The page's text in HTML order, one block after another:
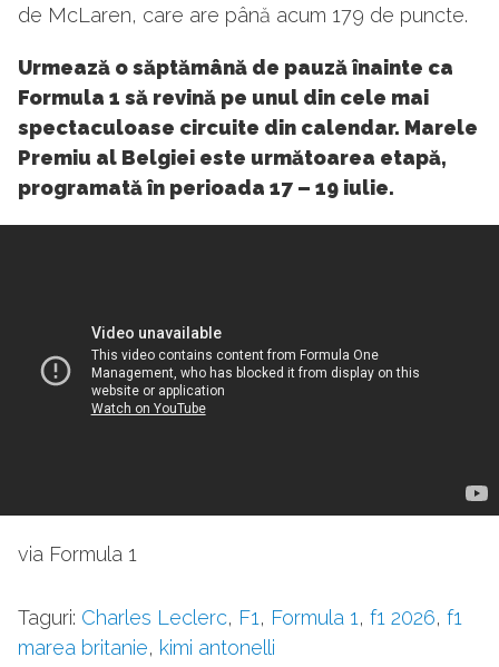
de McLaren, care are până acum 179 de puncte.
Urmează o săptămână de pauză înainte ca
Formula 1 să revină pe unul din cele mai
spectaculoase circuite din calendar. Marele
Premiu al Belgiei este următoarea etapă,
programată în perioada 17 – 19 iulie.
via Formula 1
Taguri: Charles Leclerc, F1 , Formula 1 , f1 2026, f1
marea britanie, kimi antonelli